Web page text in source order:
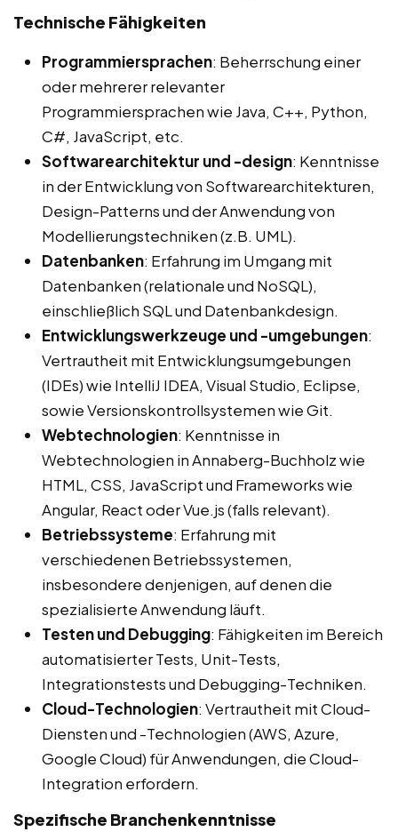
Technische Fähigkeiten
Programmiersprachen: Beherrschung einer
oder mehrerer relevanter
Programmiersprachen wie Java, C++, Python,
C#, JavaScript, etc.
Softwarearchitektur und -design: Kenntnisse
in der Entwicklung von Softwarearchitekturen,
Design-Patterns und der Anwendung von
Modellierungstechniken (z.B. UML).
Datenbanken: Erfahrung im Umgang mit
Datenbanken (relationale und NoSQL),
einschließlich SQL und Datenbankdesign.
Entwicklungswerkzeuge und -umgebungen:
Vertrautheit mit Entwicklungsumgebungen
(IDEs) wie IntelliJ IDEA, Visual Studio, Eclipse,
sowie Versionskontrollsystemen wie Git.
Webtechnologien: Kenntnisse in
Webtechnologien in Annaberg-Buchholz wie
HTML, CSS, JavaScript und Frameworks wie
Angular, React oder Vue.js (falls relevant).
Betriebssysteme: Erfahrung mit
verschiedenen Betriebssystemen,
insbesondere denjenigen, auf denen die
spezialisierte Anwendung läuft.
Testen und Debugging: Fähigkeiten im Bereich
automatisierter Tests, Unit-Tests,
Integrationstests und Debugging-Techniken.
Cloud-Technologien: Vertrautheit mit Cloud-
Diensten und -Technologien (AWS, Azure,
Google Cloud) für Anwendungen, die Cloud-
Integration erfordern.
Spezifische Branchenkenntnisse